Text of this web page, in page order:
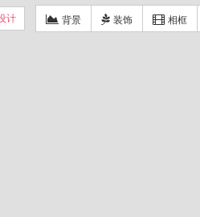
计 背景 装饰 相框